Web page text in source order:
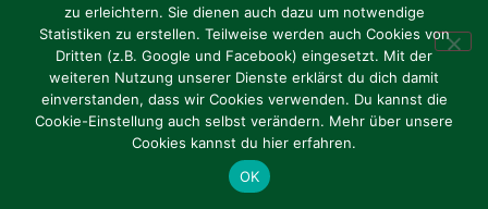
zu erleichtern. Sie dienen auch dazu um notwendige
Statistiken zu erstellen. Teilweise werden auch Cookies von
Dritten (z.B. Google und Facebook) eingesetzt. Mit der
weiteren Nutzung unserer Dienste erklärst du dich damit
einverstanden, dass wir Cookies verwenden. Du kannst die
Cookie-Einstellung auch selbst verändern. Mehr über unsere
Cookies kannst du hier erfahren.
OK